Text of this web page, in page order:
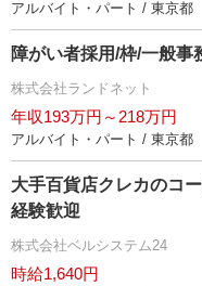
アルバイト・パート / 東京都
障がい者採用/枠/一般事
株式会社ランドネット
年収193万円～218万円
アルバイト・パート / 東京都
大手百貨店クレカのコ
経験歓迎
株式会社ベルシステム24
時給1,640円